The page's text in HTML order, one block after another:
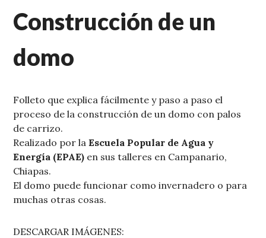
Construcción de un
domo
Folleto que explica fácilmente y paso a paso el
proceso de la construcción de un domo con palos
de carrizo.
Realizado por laEscuela Popular de Agua y
Energía (EPAE) en sus talleres en Campanario,
Chiapas.
El domo puede funcionar como invernadero o para
muchas otras cosas.
DESCARGAR IMÁGENES: